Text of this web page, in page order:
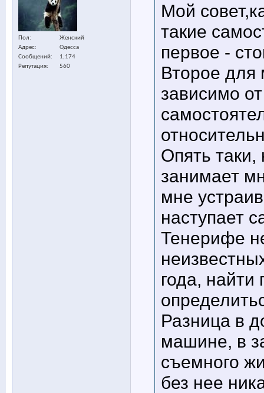
Пол
Женский
Адрес
Одесса
Сообщений
1,174
Репутация
560
Мой
такие
первое -
Второе для
зависимо
Опять таки,
занимает
мне
наступает
Тенерифе
года,
Разница в
машине, в
съемного
без нее